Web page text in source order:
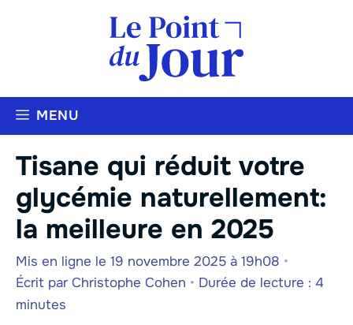
MENU
Tisane qui réduit votre
glycémie naturellement:
la meilleure en 2025
Mis en ligne le 19 novembre 2025 à 19h08 •
Écrit par Christophe Cohen • Durée de lecture : 4
minutes